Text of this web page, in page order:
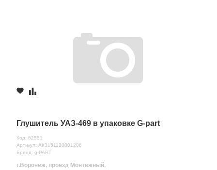
Глушитель УАЗ-469 в упаковке G-part
Код: 62551
Артикул: АК3151120001206
Бренд: g-PART
г.Воронеж, проезд Монтажный,